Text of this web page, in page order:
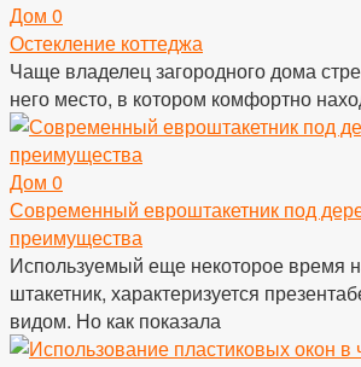
Дом 0
Остекление коттеджа
Чаще владелец загородного дома
него место, в котором комфортно
Дом 0
Современный евроштакетник под
преимущества
Используемый еще некоторое время
штакетник, характеризуется
видом. Но как показала